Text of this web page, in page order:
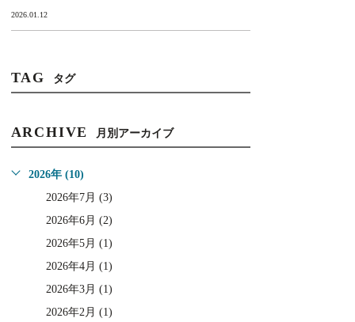
2026.01.12
TAG タグ
ARCHIVE 月別アーカイブ
2026年 (10)
2026年7月 (3)
2026年6月 (2)
2026年5月 (1)
2026年4月 (1)
2026年3月 (1)
2026年2月 (1)